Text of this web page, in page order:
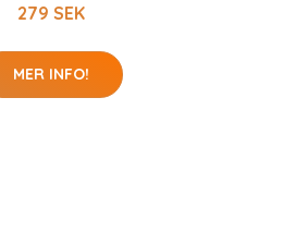
279 SEK
MER INFO!